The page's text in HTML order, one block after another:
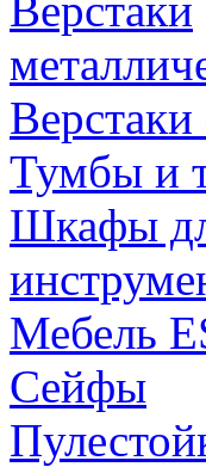
Тумбы и
Шкафы
Мебель
Сейфы